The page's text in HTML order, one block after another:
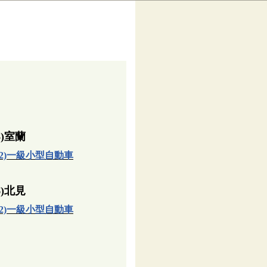
室蘭
一級小型自動車
北見
一級小型自動車